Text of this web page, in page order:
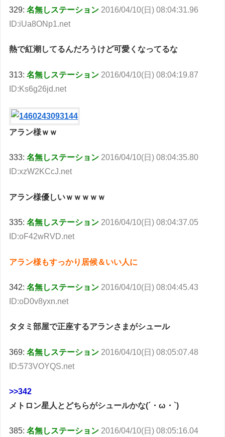
329:名無しステーション 2016/04/10(日) 08:04:31.96
ID:iUa8ONp1.net
熱で紅潮してるんだろうけど可愛くなってるな
313:名無しステーション 2016/04/10(日) 08:04:19.87
ID:Ks6g26jd.net
アラン様ｗｗ
333:名無しステーション 2016/04/10(日) 08:04:35.80
ID:xzW2KCcJ.net
アラン様優しいｗｗｗｗｗ
335:名無しステーション 2016/04/10(日) 08:04:37.05
ID:oF42wRVD.net
アラン様もすっかり居候＆いい人に
342:名無しステーション 2016/04/10(日) 08:04:45.43
ID:oD0v8yxn.net
タタミ部屋で正座するアランさまがシュール
369:名無しステーション 2016/04/10(日) 08:05:07.48
ID:573VOYQS.net
>>342
メトロン星人とどちらがシュールかな(´・ω・`)
385:名無しステーション2016/04/10(日) 08:05:16.04